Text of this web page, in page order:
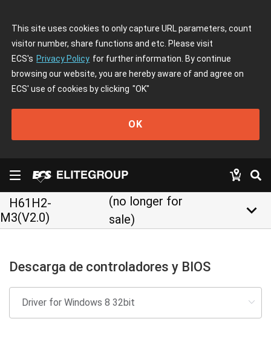
This site uses cookies to only capture URL parameters, count
visitor number, share functions and etc. Please visit
ECS's Privacy Policy for further information. By continue
browsing our website, you are hereby aware of and agree on
ECS' use of cookies by clicking "OK"
OK
H61H2-
M3(V2.0)
(no longer for
sale)
keyboard_arrow_down
Descarga de controladores y BIOS